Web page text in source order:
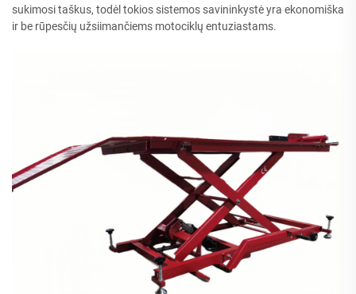
sukimosi taškus, todėl tokios sistemos savininkystė yra ekonomiška
ir be rūpesčių užsiimančiems motociklų entuziastams.